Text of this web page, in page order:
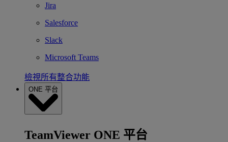
Jira
Salesforce
Slack
Microsoft Teams
檢視所有整合功能
ONE 平台
TeamViewer ONE 平台